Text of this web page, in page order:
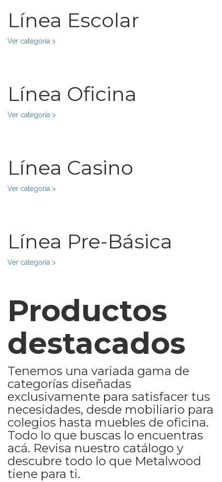
Línea Escolar
Ver categoría >
Línea Oficina
Ver categoría >
Línea Casino
Ver categoría >
Línea Pre-Básica
Ver categoría >
Productos
destacados
Tenemos una variada gama de
categorías diseñadas
exclusivamente para satisfacer tus
necesidades, desde mobiliario para
colegios hasta muebles de oficina.
Todo lo que buscas lo encuentras
acá. Revisa nuestro catálogo y
descubre todo lo que Metalwood
tiene para ti.